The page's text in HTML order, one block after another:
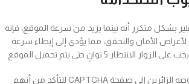
بشكل متكرر أنه بينما يزيد من سرعة الموقع، فإنه
لأغراض الأمان والتحقق، مما يؤدي إلى إبطاء سرعة
5 ثوانٍ حتى يتم تحميل الموقع.
في أوقات أخرى سيتم توجيه الزائرين إلى صفحة CAPTCHA للتأكد من أنهم